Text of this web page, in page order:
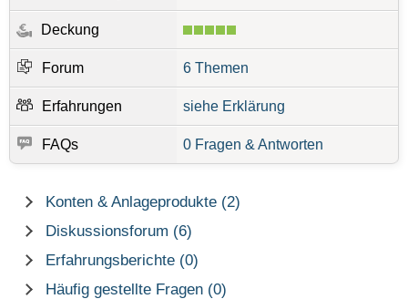
Deckung
Forum 6 Themen
Erfahrungen siehe Erklärung
FAQs 0 Fragen & Antworten
Konten & Anlageprodukte (2)
Diskussionsforum (6)
Erfahrungsberichte (0)
Häufig gestellte Fragen (0)